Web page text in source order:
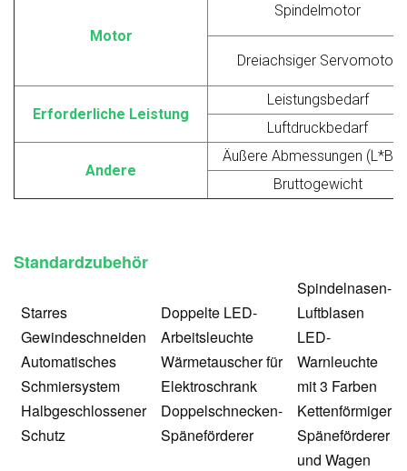
Motor
Spindelmotor
Dreiachsiger Servomotor
Erforderliche Leistung
Leistungsbedarf
Luftdruckbedarf
Andere
Äußere Abmessungen
Bruttogewicht
Standardzubehör
Starres
Gewindeschneiden
Automatisches
Schmiersystem
Halbgeschlossener
Schutz
Doppelte LED-
Arbeitsleuchte
Wärmetauscher für
Elektroschrank
Doppelschnecken-
Späneförderer
Spindelnasen-
Luftblasen
LED-
Warnleuchte
mit 3 Farben
Kettenförmiger
Späneförderer
und Wagen